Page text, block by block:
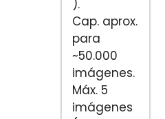
).
Cap. aprox.
para
~50.000
imágenes.
Máx. 5
imágenes